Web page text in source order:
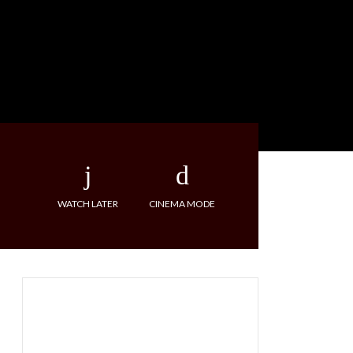
WATCH LATER CINEMA MODE